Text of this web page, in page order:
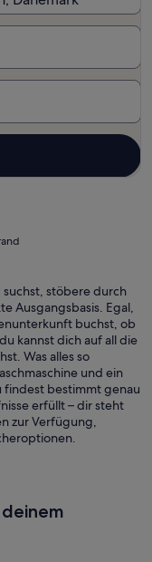
stöbere durch
Ausgangsbasis. Egal,
buchst, ob
kannst dich auf all die
Was alles so
und ein
findest bestimmt genau
erfüllt – dir steht
zur Verfügung,